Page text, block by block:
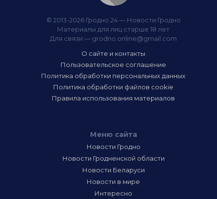
© 2013-2026 Гродно 24 — Новости Гродно
Материалы для лиц старше 18 лет
Для связи — grodno.online@gmail.com
О сайте и контакты
Пользовательское соглашение
Политика обработки персональных данных
Политика обработки файлов cookie
Правила использования материалов
Меню сайта
Новости Гродно
Новости Гродненской области
Новости Беларуси
Новости в мире
Интересно